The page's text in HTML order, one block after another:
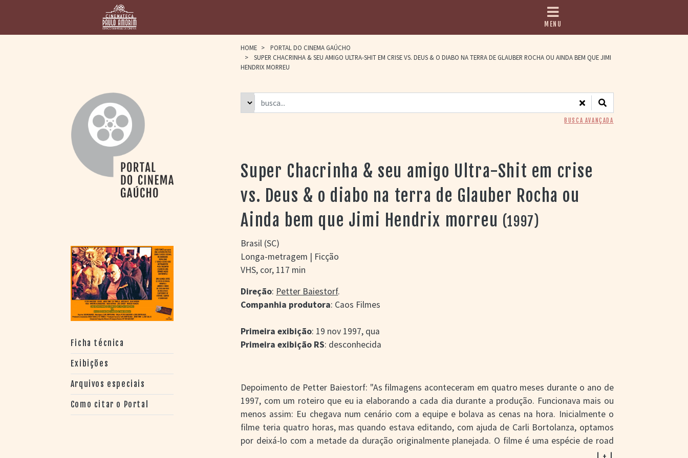
> HOMENAGEADOS
> ASSOCIAÇÃO DOS
> BIBLIOTECA
ROMEU GRIMALDI
PROGRAMAÇÃO
PORTAL DO
CINEMA GAÚCHO
> APRESENTAÇÃO
> BUSCA AVANÇADA
> LISTA DE FILMES
> DISCOGRAFIAS
> BIBLIOGRAFIAS
CONTATO E
LOCALIZAÇÃO
MENU
HOME >
PORTAL DO CINEMA GAÚCHO
>
SUPER CHACRINHA & SEU AMIGO ULTRA-SHIT EM CRISE VS. DEUS & O DIABO NA TERRA DE GLAUBER ROCHA OU AINDA BEM QUE JIMI
HENDRIX MORREU
Ficha técnica
Exibições
Arquivos especiais
Como citar o Portal
BUSCA AVANÇADA
Super Chacrinha & seu amigo Ultra-Shit em crise
vs. Deus & o diabo na terra de Glauber Rocha ou
Ainda bem que Jimi Hendrix morreu (1997)
Brasil (SC)
Longa-metragem | Ficção
VHS, cor, 117 min
Direção: Petter Baiestorf.
Companhia produtora: Caos Filmes
Primeira exibição: 19 nov 1997, qua
Primeira exibição RS: desconhecida
Depoimento de Petter Baiestorf: "As filmagens aconteceram em quatro meses durante o ano de
1997, com um roteiro que eu ia elaborando a cada dia durante a produção. Funcionava mais ou
menos assim: Eu chegava num cenário com a equipe e bolava as cenas na hora. Inicialmente o
filme teria quatro horas, mas quando estava editando, com ajuda de Carli Bortolanza, optamos
por deixá-lo com a metade da duração originalmente planejada. O filme é uma espécie de road
movie marginal, foi filmado em uns 12 municípios de Santa Catarina e Rio Grande do Sul, incluindo